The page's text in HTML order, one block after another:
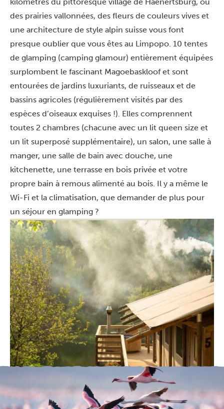
des prairies vallonnées, des fleurs de couleurs vives et
une architecture de style alpin suisse vous font
presque oublier que vous êtes au Limpopo. 10 tentes
de glamping (camping glamour) entièrement équipées
surplombent le fascinant Magoebaskloof et sont
entourées de jardins luxuriants, de ruisseaux et de
bassins agricoles (régulièrement visités par des
espèces d’oiseaux exquises !). Elles comprennent
toutes 2 chambres (chacune avec un lit queen size et
un lit superposé supplémentaire), un salon, une salle à
manger, une salle de bain avec douche, une
kitchenette, une terrasse en bois privée et votre
propre bain à remous alimenté au bois. Il y a même le
Wi-Fi et la climatisation, que demander de plus pour
un séjour en glamping ?